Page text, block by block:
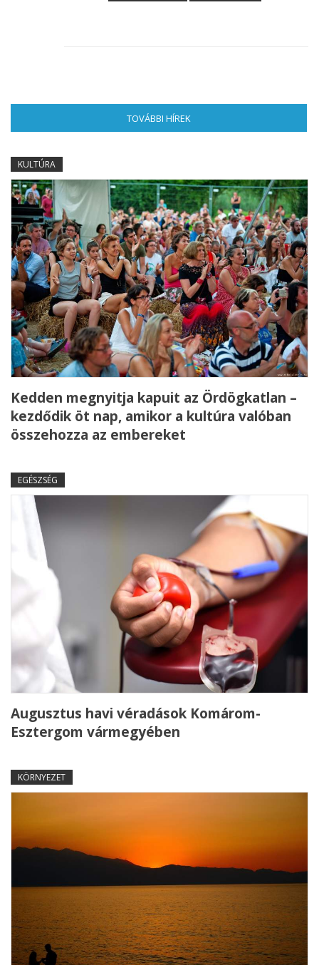
TOVÁBBI HÍREK
KULTÚRA
Kedden megnyitja kapuit az Ördögkatlan –
kezdődik öt nap, amikor a kultúra valóban
összehozza az embereket
EGÉSZSÉG
Augusztus havi véradások Komárom-
Esztergom vármegyében
KÖRNYEZET